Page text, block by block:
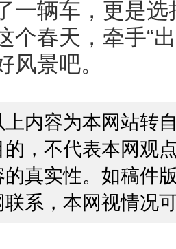
一辆车，更是
个春天，牵手“
风景吧。
内容为本网站转
，不代表本网观
真实性。如稿件
系，本网视情况